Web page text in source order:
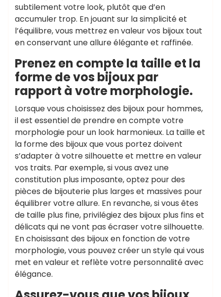
subtilement votre look, plutôt que d’en
accumuler trop. En jouant sur la simplicité et
l’équilibre, vous mettrez en valeur vos bijoux tout
en conservant une allure élégante et raffinée.
Prenez en compte la taille et la
forme de vos bijoux par
rapport à votre morphologie.
Lorsque vous choisissez des bijoux pour hommes,
il est essentiel de prendre en compte votre
morphologie pour un look harmonieux. La taille et
la forme des bijoux que vous portez doivent
s’adapter à votre silhouette et mettre en valeur
vos traits. Par exemple, si vous avez une
constitution plus imposante, optez pour des
pièces de bijouterie plus larges et massives pour
équilibrer votre allure. En revanche, si vous êtes
de taille plus fine, privilégiez des bijoux plus fins et
délicats qui ne vont pas écraser votre silhouette.
En choisissant des bijoux en fonction de votre
morphologie, vous pouvez créer un style qui vous
met en valeur et reflète votre personnalité avec
élégance.